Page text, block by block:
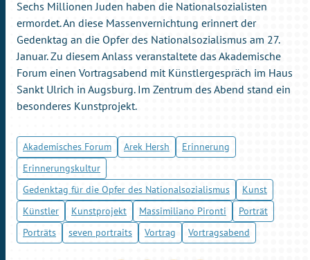
Sechs Millionen Juden haben die Nationalsozialisten
ermordet. An diese Massenvernichtung erinnert der
Gedenktag an die Opfer des Nationalsozialismus am 27.
Januar. Zu diesem Anlass veranstaltete das Akademische
Forum einen Vortragsabend mit Künstlergespräch im Haus
Sankt Ulrich in Augsburg. Im Zentrum des Abend stand ein
besonderes Kunstprojekt.
Akademisches Forum Arek Hersh
Erinnerung
Erinnerungskultur
Gedenktag für die Opfer des Nationalsozialismus
Kunst
Künstler
Kunstprojekt Massimiliano Pironti
Porträt
Porträts
seven portraits Vortrag Vortragsabend